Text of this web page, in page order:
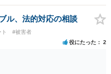
まれた者に限る。）は、一年以
に処する。 一 威迫し、偽計を用
。 二 拒まれたにもかかわらず、
銭その他の利益を供与し、又は
要求すること。 2前項の罪を犯
歳未満の者と面会をした者は、
金に処する。
ル、法的対応の相談
#被害者
役にたった 2